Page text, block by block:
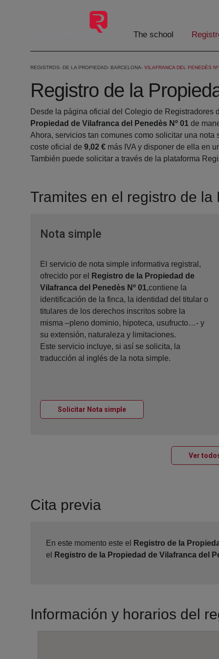
The school
REGISTROS DE LA PROPIEDAD BARCELONA VILAFRANCA DEL PENEDÈS
Registro de la
Desde la página oficial del Colegio de Registradores
Propiedad de Vilafranca del Penedès Nº 01 de
Ahora, servicios tan comunes como solicitar una nota
coste oficial de 9,02 € más IVA y disponer de ella en
También puede solicitar a través de la plataforma
Tramites en el registro de
Nota simpleVentana nueva
El servicio de nota simple informativa registral,
ofrecido por el
Registro de la Propiedad de
Vilafranca del Penedès Nº 01,contiene la
identificación de la finca, la identidad del titular o
titulares de los derechos inscritos sobre la
misma –pleno dominio, hipoteca, usufructo…- y
su extensión, naturaleza y limitaciones.
Este servicio incluye, si así se solicita, la
traducción al inglés de la nota simple.
Solicitar Nota simpleVentana nueva
Ver
Cita previa
En este momento este el Registro de la
el
Registro de la Propiedad de Vilafranca del
Información y horarios del